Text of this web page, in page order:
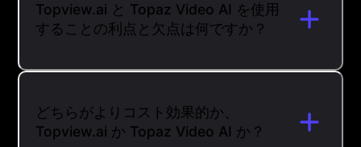
Topview.ai と Topaz Video AI を使用
することの利点と欠点は何ですか？
どちらがよりコスト効果的か、
Topview.ai か Topaz Video AI か？